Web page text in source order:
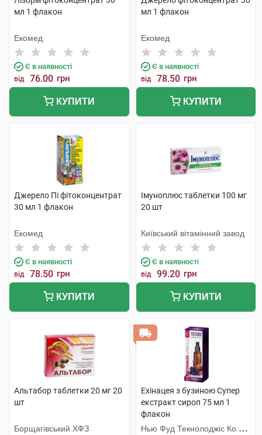
мл 1 флакон
Екомед
Є в наявності
від 76.00 грн
КУПИТИ
мл 1 флакон
Екомед
Є в наявності
від 78.50 грн
КУПИТИ
Джерело Пі фітоконцентрат
30 мл 1 флакон
Екомед
Є в наявності
від 78.50 грн
КУПИТИ
Імуноплюс таблетки 100 мг
20 шт
Київський вітамінний завод
Є в наявності
від 99.20 грн
КУПИТИ
Альтабор таблетки 20 мг 20
шт
Борщагівський ХФЗ
Ехінацея з бузиною Супер
екстракт сироп 75 мл 1
флакон
Нью Фуд Текнолоджіс Ко.